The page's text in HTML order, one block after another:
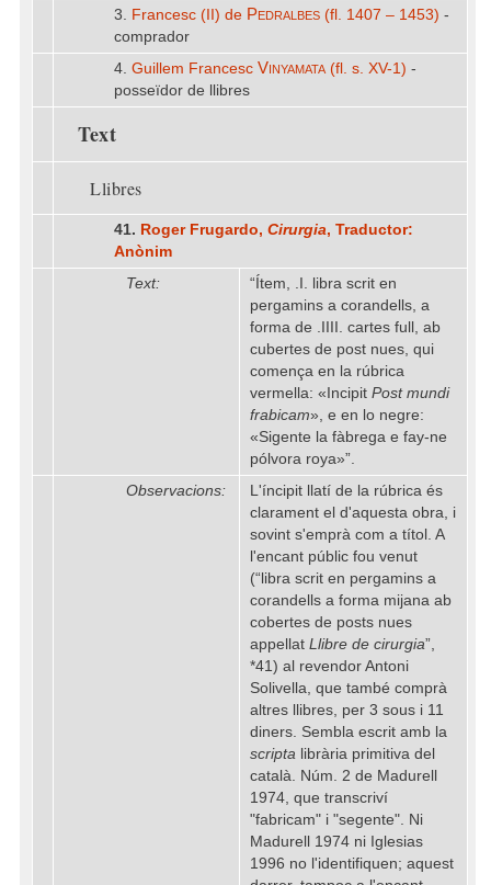
3. Francesc (II) de Pedralbes (fl. 1407 – 1453) -
comprador
4. Guillem Francesc Vinyamata(fl. s. XV-1) -
posseïdor de llibres
Text
Llibres
41. Roger Frugardo, Cirurgia, Traductor:
Anònim
Text:
“Ítem, .I. libra scrit en
pergamins a corandells, a
forma de .IIII. cartes full, ab
cubertes de post nues, qui
comença en la rúbrica
vermella: «Incipit Post mundi
frabicam», e en lo negre:
«Sigente la fàbrega e fay-ne
pólvora roya»”.
Observacions:
L'íncipit llatí de la rúbrica és
clarament el d'aquesta obra, i
sovint s'emprà com a títol. A
l'encant públic fou venut
(“libra scrit en pergamins a
corandells a forma mijana ab
cobertes de posts nues
appellat Llibre de cirurgia”,
*41) al revendor Antoni
Solivella, que també comprà
altres llibres, per 3 sous i 11
diners. Sembla escrit amb la
scripta librària primitiva del
català. Núm. 2 de Madurell
1974, que transcriví
"fabricam" i "segente". Ni
Madurell 1974 ni Iglesias
1996 no l'identifiquen; aquest